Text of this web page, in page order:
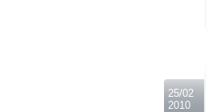
25/02
2010